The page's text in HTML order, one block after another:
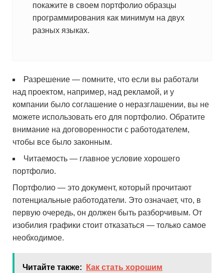
покажите в своем портфолио образцы
программирования как минимум на двух
разных языках.
Разрешение — помните, что если вы работали
над проектом, например, над рекламой, и у
компании было соглашение о неразглашении, вы не
можете использовать его для портфолио. Обратите
внимание на договоренности с работодателем,
чтобы все было законным.
Читаемость — главное условие хорошего
портфолио.
Портфолио — это документ, который прочитают
потенциальные работодатели. Это означает, что, в
первую очередь, он должен быть разборчивым. От
изобилия графики стоит отказаться — только самое
необходимое.
Читайте также:
Как стать хорошим